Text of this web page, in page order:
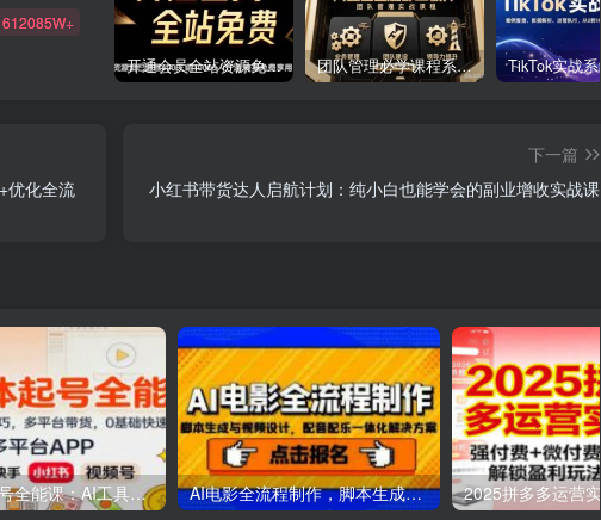
612085W+
开通会员全站资源免费下载 开通VIP会员 HY资源库 团队管理必学课程系列，阿里巴巴“腿部三板斧”
优化全流
下一篇
小红书带货达人启航计划：纯小白也能学会的副业增收实战课
AI自媒体起号全能课：AI工具实操，剪映技巧，多平台带货，0基础快速变现 AI电影全流程制作，脚本生成与视频设计，配音配乐一体化解决方案